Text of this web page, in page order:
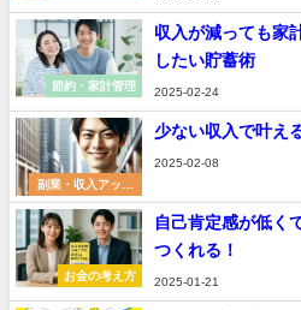
節約・家計管理
収入が減っても家
したい貯蓄術
2025-02-24
副業・収入アップ
術
少ない収入で叶え
2025-02-08
お金の考え方
自己肯定感が低く
つくれる！
2025-01-21